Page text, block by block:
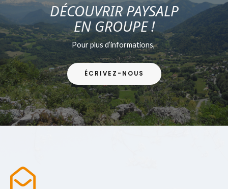
DÉCOUVRIR PAYSALP
EN GROUPE !
Pour plus d’informations,
ÉCRIVEZ-NOUS